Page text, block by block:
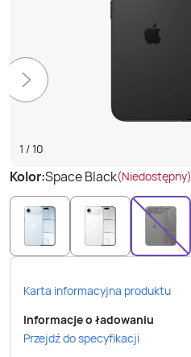
1 /10
Kolor:Space Black(Niedostępny)
Karta informacyjna produktu
Informacje o ładowaniu
Przejdź do specyfikacji